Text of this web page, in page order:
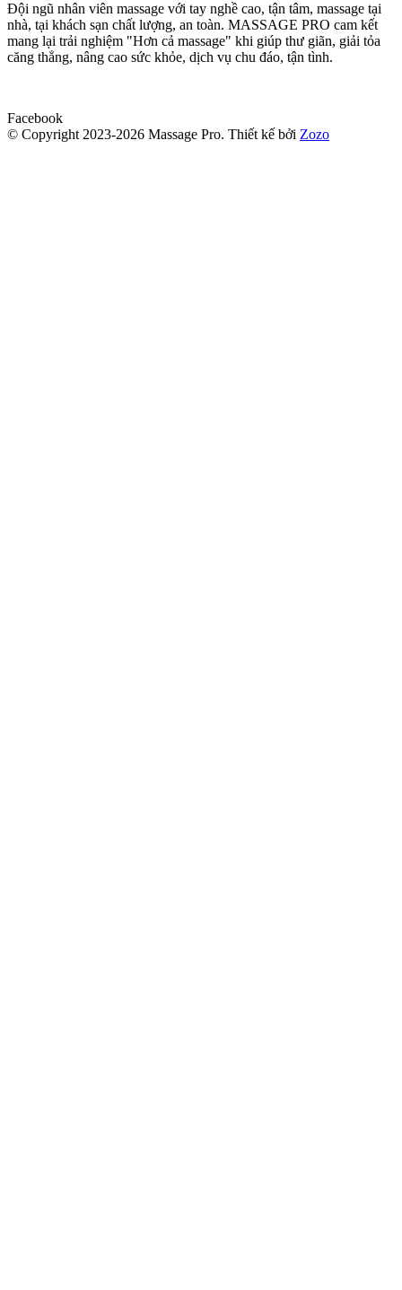
Đội ngũ nhân viên massage với tay nghề cao, tận tâm, massage tại
nhà, tại khách sạn chất lượng, an toàn. MASSAGE PRO cam kết
mang lại trải nghiệm "Hơn cả massage" khi giúp thư giãn, giải tỏa
căng thẳng, nâng cao sức khỏe, dịch vụ chu đáo, tận tình.
Facebook
© Copyright 2023-2026 Massage Pro. Thiết kế bởi Zozo